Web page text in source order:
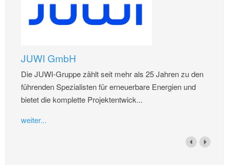
JUWI GmbH
Die JUWI-Gruppe zählt seit mehr als 25 Jahren zu den
führenden Spezialisten für erneuerbare Energien und
bietet die komplette Projektentwick...
weiter...